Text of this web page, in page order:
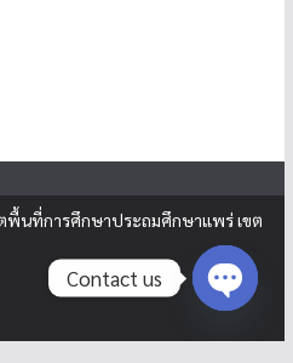
พื้นที่การศึกษาประถมศึกษาแพร่ เขต
Contact us